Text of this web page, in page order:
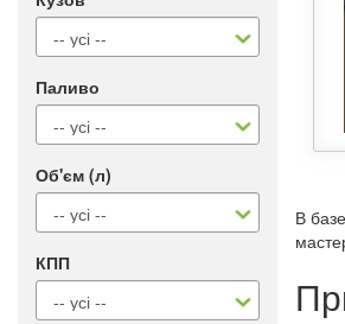
Паливо
Об'єм (л)
КПП
В